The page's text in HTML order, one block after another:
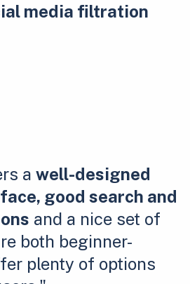
media filtration
a well-designed
good search and
and a nice set of
both beginner-
plenty of options